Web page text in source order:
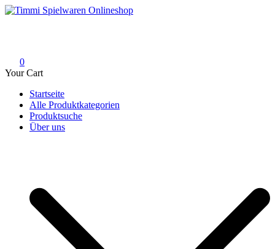
Skip
0
Your Cart
Startseite
Alle Produktkategorien
Produktsuche
Über uns